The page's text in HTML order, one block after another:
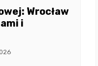
Wrocław
i